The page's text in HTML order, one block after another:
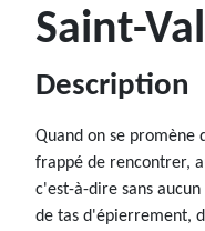
Saint-
Description
Quand on se promène
frappé de rencontrer,
c'est-à-dire sans
de tas d'épierrement,